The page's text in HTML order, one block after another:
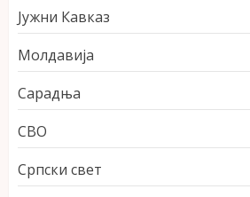
Јужни Кавказ
Молдавија
Сарадња
СВО
Српски свет